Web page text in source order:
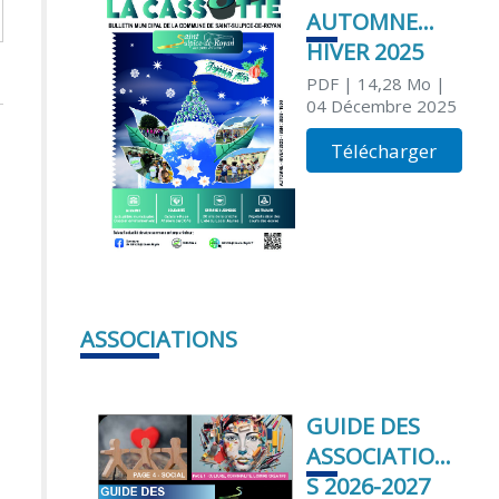
AUTOMNE
HIVER 2025
PDF| 14,28 Mo |
04 Décembre 2025
Télécharger
ASSOCIATIONS
GUIDE DES
ASSOCIATION
S 2026-2027